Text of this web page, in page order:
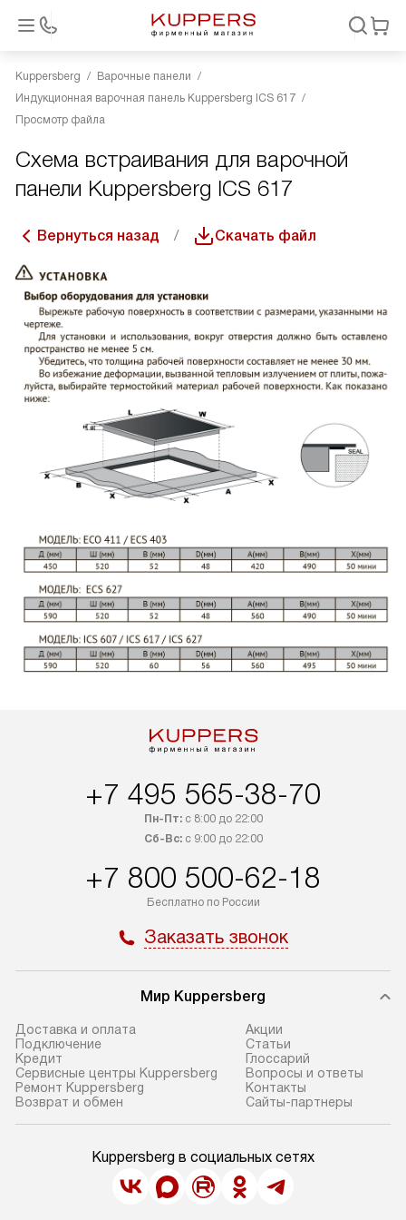
Kuppersberg
Варочные панели
Индукционная варочная панель Kuppersberg ICS 617
Просмотр файла
Схема встраивания для варочной
панели Kuppersberg ICS 617
Вернуться назад Скачать файл
+7 495 565-38-70
Пн-Пт:с 8:00 до 22:00
Сб-Вс:с 9:00 до 22:00
+7 800 500-62-18
Бесплатно по России
Заказать звонок
Мир Kuppersberg
Доставка и оплата
Подключение
Кредит
Сервисные центры Kuppersberg
Ремонт Kuppersberg
Возврат и обмен
Акции
Cтатьи
Глоссарий
Вопросы и ответы
Контакты
Сайты-партнеры
Kuppersberg в социальных сетях